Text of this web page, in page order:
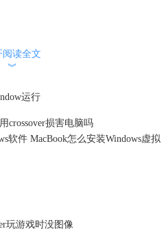
阅读全文
︾
运行
crossover损害电脑吗
软件 MacBook怎么安装Windows虚拟
玩游戏时没图像